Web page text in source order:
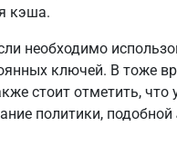
кэша.
необходимо
ключей. В тоже
стоит отметить, что
политики, подобной